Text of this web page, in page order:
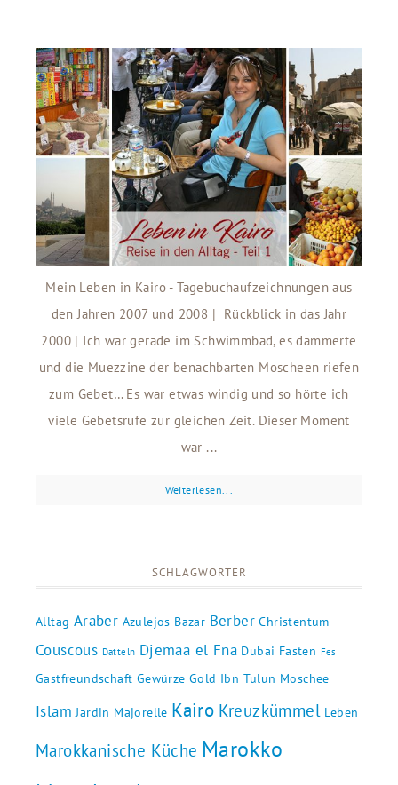
Mein Leben in Kairo - Tagebuchaufzeichnungen aus
den Jahren 2007 und 2008 | Rückblick in das Jahr
2000 | Ich war gerade im Schwimmbad, es dämmerte
und die Muezzine der benachbarten Moscheen riefen
zum Gebet… Es war etwas windig und so hörte ich
viele Gebetsrufe zur gleichen Zeit. Dieser Moment
war ...
Weiterlesen...
SCHLAGWÖRTER
Alltag Araber Azulejos Bazar Berber Christentum
Couscous Datteln Djemaa el Fna Dubai Fasten Fes
Gastfreundschaft Gewürze Gold Ibn Tulun Moschee
Islam Jardin Majorelle Kairo Kreuzkümmel Leben
Marokkanische Küche Marokko